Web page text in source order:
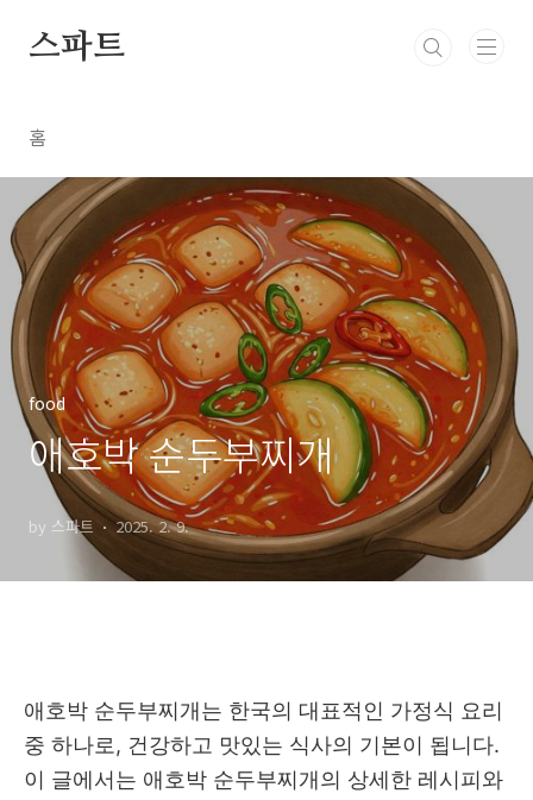
스파트
홈
food
애호박 순두부찌개
by 스파트 2025. 2. 9.
애호박 순두부찌개는 한국의 대표적인 가정식 요리
중 하나로, 건강하고 맛있는 식사의 기본이 됩니다.
이 글에서는 애호박 순두부찌개의 상세한 레시피와